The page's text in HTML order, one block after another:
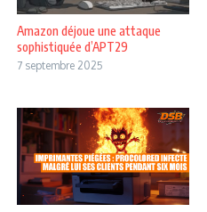
Amazon déjoue une attaque
sophistiquée d’APT29
7 septembre 2025